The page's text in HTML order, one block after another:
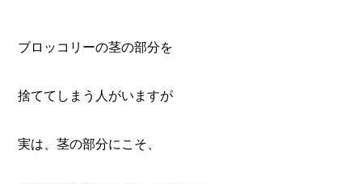
ブロッコリーの茎の部分を
捨ててしまう人がいますが
実は、茎の部分にこそ、